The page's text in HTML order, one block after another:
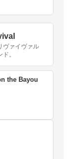
ヴァイヴァル
。
the Bayou